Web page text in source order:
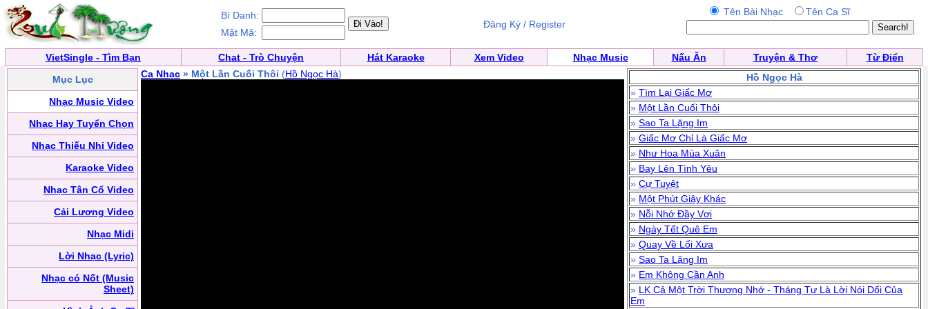
Bí Danh:
Mật Mã:
Đăng Ký / Register
Tên Bài Nhạc Tên Ca Sĩ
VietSingle - Tìm Bạn Chat - Trò Chuyện Hát Karaoke Xem Video Nhạc Music Nấu Ăn Truyện & Thơ
Từ Điển
Mục Lục
Nhạc Music Video
Nhạc Hay Tuyển Chọn
Nhạc Thiếu Nhi Video
Karaoke Video
Nhạc Tân Cổ Video
Cải Lương Video
Nhạc Midi
Lời Nhạc (Lyric)
Nhạc có Nốt (Music
Sheet)
Ca Nhạc » Một Lần Cuối Thôi (Hồ Ngọc Hà)
Hồ Ngọc Hà
» Tìm Lại Giấc Mơ
» Một Lần Cuối Thôi
» Sao Ta Lặng Im
» Giấc Mơ Chỉ Là Giấc Mơ
» Như Hoa Mùa Xuân
» Bay Lên Tình Yêu
» Cự Tuyệt
» Một Phút Giây Khác
» Nỗi Nhớ Đầy Vơi
» Ngày Tết Quê Em
» Quay Về Lối Xưa
» Sao Ta Lặng Im
» Em Không Cần Anh
» LK Cả Một Trời Thương Nhớ - Tháng Tư Là Lời Nói Dối Của
Em